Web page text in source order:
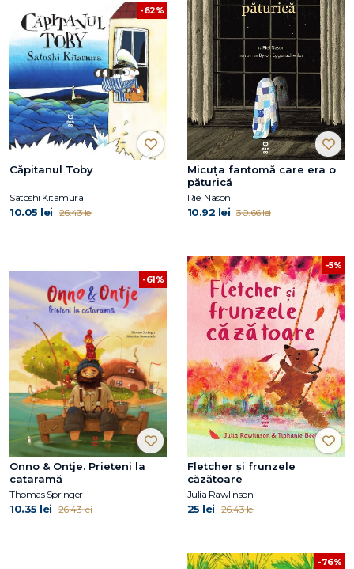
-62%
Căpitanul Toby
Satoshi Kitamura
10.05 lei 26.43 lei
Micuța fantomă care era o
păturică
Riel Nason
10.92 lei 30.66 lei
-61%
Onno & Ontje. Prieteni la
cataramă
Thomas Springer
10.35 lei 26.43 lei
-5%
Fletcher și frunzele
căzătoare
Julia Rawlinson
25 lei 26.43 lei
-76%